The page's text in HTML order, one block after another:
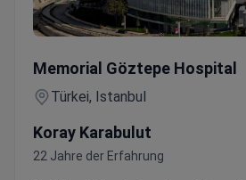
Memorial Göztepe Hospital
Türkei, Istanbul
Koray Karabulut
22 Jahre der Erfahrung